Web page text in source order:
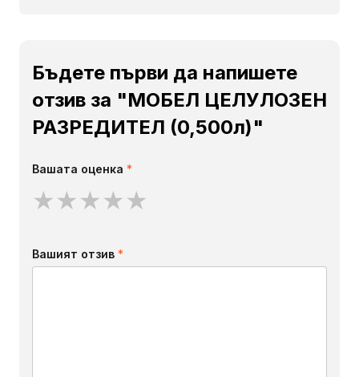
Бъдете първи да напишете
отзив за "МОБЕЛ ЦЕЛУЛОЗЕН
РАЗРЕДИТЕЛ (0,500л)"
Вашата оценка *
★★★★★
Вашият отзив *